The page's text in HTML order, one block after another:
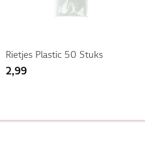
Rietjes Plastic 50 Stuks
2,99